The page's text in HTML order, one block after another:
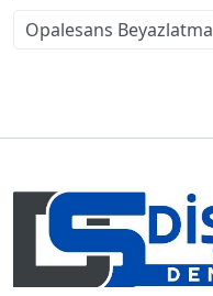
Opalesans Beyazlatma